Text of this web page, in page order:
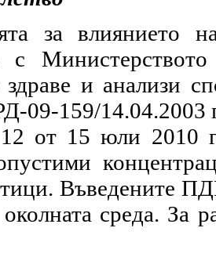
за влиянието
с
здраве и анализи
09-159/14.04.2003
от 15 юли 2010
Въведените
среда. За